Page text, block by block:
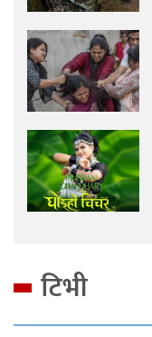
टिभी